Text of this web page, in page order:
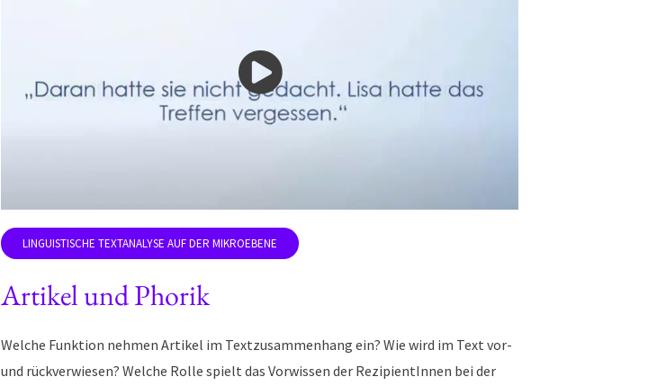
Artikel und Phorik
Welche Funktion nehmen Artikel im Textzusammenhang ein? Wie wird im Text vor-
und rückverwiesen? Welche Rolle spielt das Vorwissen der RezipientInnen bei der